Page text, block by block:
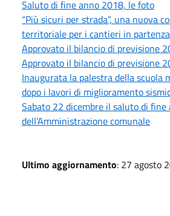
Saluto di fine anno 2018, le foto
“Più sicuri per strada”, una nuova
territoriale per i cantieri in
Approvato il bilancio di previsione
Approvato il bilancio di previsione
Inaugurata la palestra della scuola
dopo i lavori di miglioramento
Sabato 22 dicembre il saluto di fine
dell’Amministrazione comunale
Ultimo aggiornamento: 27 agosto